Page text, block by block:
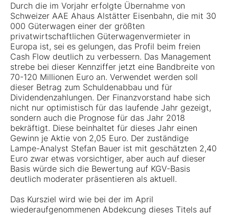
Durch die im Vorjahr erfolgte Übernahme von
Schweizer AAE Ahaus Alstätter Eisenbahn, die mit 30
000 Güterwagen einer der größten
privatwirtschaftlichen Güterwagenvermieter in
Europa ist, sei es gelungen, das Profil beim freien
Cash Flow deutlich zu verbessern. Das Management
strebe bei dieser Kennziffer jetzt eine Bandbreite von
70-120 Millionen Euro an. Verwendet werden soll
dieser Betrag zum Schuldenabbau und für
Dividendenzahlungen. Der Finanzvorstand habe sich
nicht nur optimistisch für das laufende Jahr gezeigt,
sondern auch die Prognose für das Jahr 2018
bekräftigt. Diese beinhaltet für dieses Jahr einen
Gewinn je Aktie von 2,05 Euro. Der zuständige
Lampe-Analyst Stefan Bauer ist mit geschätzten 2,40
Euro zwar etwas vorsichtiger, aber auch auf dieser
Basis würde sich die Bewertung auf KGV-Basis
deutlich moderater präsentieren als aktuell.
Das Kursziel wird wie bei der im April
wiederaufgenommenen Abdekcung dieses Titels auf